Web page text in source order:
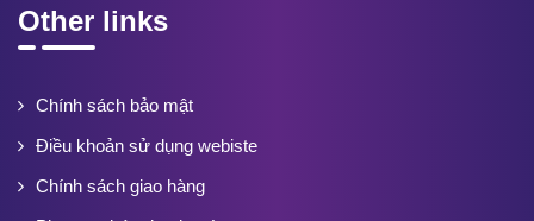
Other links
Chính sách bảo mật
Điều khoản sử dụng webiste
Chính sách giao hàng